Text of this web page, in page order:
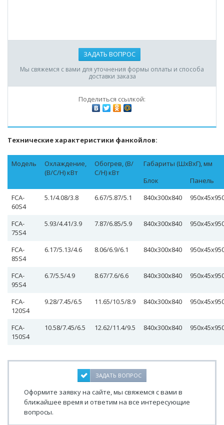
ЗАДАТЬ ВОПРОС
Мы свяжемся с вами для уточнения формы оплаты и способа
доставки заказа
Поделиться ссылкой:
Технические характеристики фанкойлов:
Модель
Охлаждение,
(В/С/Н) кВт
Обогрев, (В/
С/Н) кВт
Габариты (ШхВхГ), мм
Блок
Панель
FCA-
60S4
5.1/4.08/3.8 6.67/5.87/5.1 840х300х840
FCA-
75S4
5.93/4.41/3.9 7.87/6.85/5.9 840х300х840
FCA-
85S4
6.17/5.13/4.6 8.06/6.9/6.1 840х300х840
FCA-
95S4
6.7/5.5/4.9 8.67/7.6/6.6 840х300х840
FCA-
120S4
9.28/7.45/6.5 11.65/10.5/8.9 840х300х840
FCA-
150S4
10.58/7.45/6.5 12.62/11.4/9.5 840х300х840
ЗАДАТЬ ВОПРОС
Оформите заявку на сайте, мы свяжемся с вами в
ближайшее время и ответим на все интересующие
вопросы.